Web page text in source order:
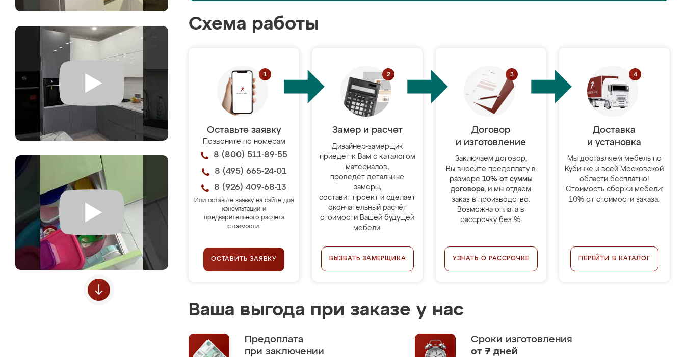
Схема работы
Оставьте заявку
Позвоните по номерам
8 (800) 511-89-55
8 (495) 665-24-01
8 (926) 409-68-13
Или оставьте заявку на сайте для
консультации и
предварительного расчёта
стоимости.
ОСТАВИТЬ ЗАЯВКУ
Замер и расчет
Дизайнер-замерщик
приедет к Вам с каталогом
материалов,
проведёт детальные
замеры,
составит проект и сделает
окончательный расчёт
стоимости Вашей будущей
мебели.
ВЫЗВАТЬ ЗАМЕРЩИКА
Договор
и изготовление
Заключаем договор,
Вы вносите предоплату в
размере 10% от суммы
договора, и мы отдаём
заказ в производство.
Возможна оплата в
рассрочку без %.
УЗНАТЬ О РАССРОЧКЕ
Доставка
и установка
Мы доставляем мебель по
Кубинке и всей Московской
области бесплатно!
Стоимость сборки мебели:
10% от стоимости заказа.
ПЕРЕЙТИ В КАТАЛОГ
Ваша выгода при заказе у нас
Предоплата
при заключении
Сроки изготовления
от 7 дней